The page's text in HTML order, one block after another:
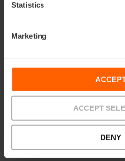
Statistics
Marketing
ACCEPT
DENY
Servizi
Bagni adattati